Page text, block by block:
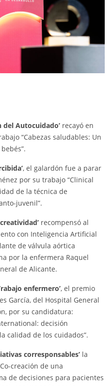
del Autocuidado’ recayó en
“Cabezas saludables: Un
, el galardón fue a parar
por su trabajo “Clinical
de la técnica de
juvenil”.
recompensó al
con Inteligencia Artificial
de válvula aórtica
por la enfermera Raquel
de Alicante.
enfermero’, el premio
García, del Hospital General
por su candidatura:
decisión
calidad de los cuidados”.
corresponsables’ la
creación de una
de decisiones para pacientes